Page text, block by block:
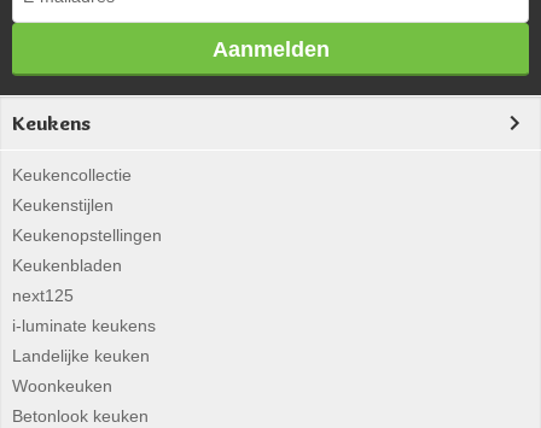
Aanmelden
Keukens
Keukencollectie
Keukenstijlen
Keukenopstellingen
Keukenbladen
next125
i-luminate keukens
Landelijke keuken
Woonkeuken
Betonlook keuken